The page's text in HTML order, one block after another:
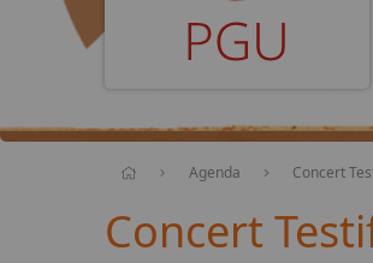
Agenda Concert
Concert